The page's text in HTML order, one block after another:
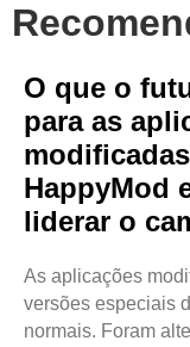
O que o
para as
HappyMod
liderar o
As aplicações
versões especiais
normais. Foram